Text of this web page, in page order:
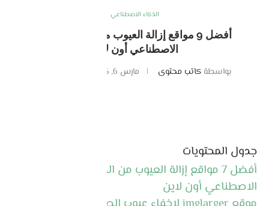
الذكاء الاصطناعي
أفضل 9 مواقع إزالة العيوب من الصور بالذكاء
الاصطناعي أون لاين
بواسطةكاتب محتوى مارس 6, 2025
جدول المحتويات
أفضل 7 مواقع إزالة العيوب من الصور بالذكاء
الاصطناعي أون لاين